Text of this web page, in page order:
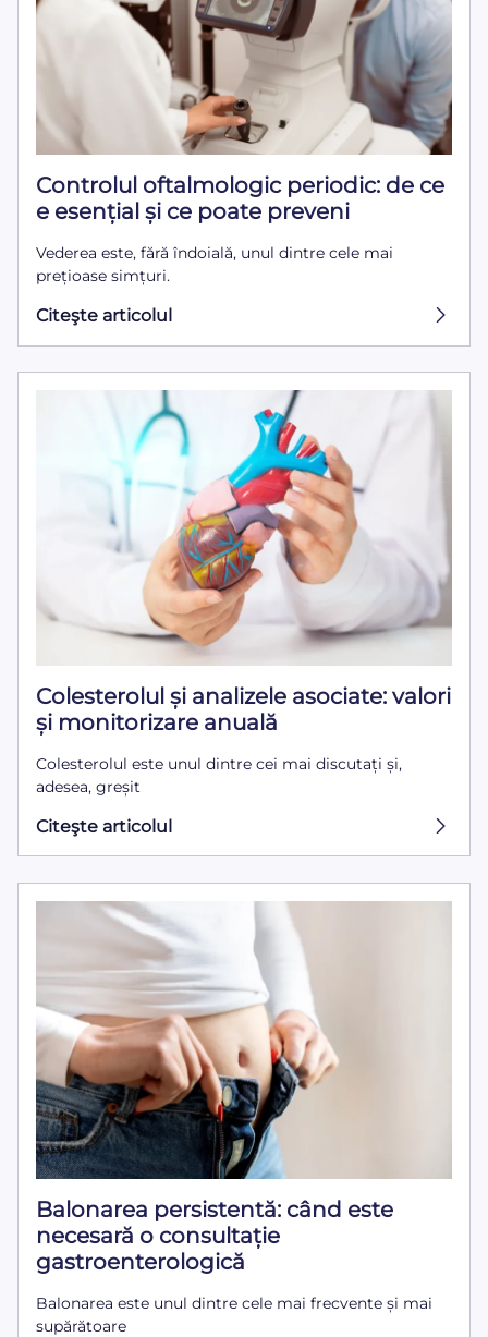
Controlul oftalmologic periodic: de ce
e esențial și ce poate preveni
Vederea este, fără îndoială, unul dintre cele mai
prețioase simțuri.
Citeşte articolul
Colesterolul și analizele asociate: valori
și monitorizare anuală
Colesterolul este unul dintre cei mai discutați și,
adesea, greșit
Citeşte articolul
Balonarea persistentă: când este
necesară o consultație
gastroenterologică
Balonarea este unul dintre cele mai frecvente și mai
supărătoare